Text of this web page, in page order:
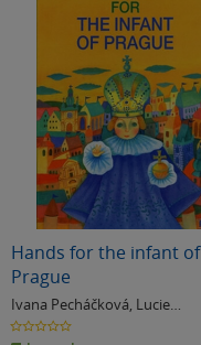
Hands for the infant of
Prague
Ivana Pecháčková, Lucie
Dvořáková
0.0
z